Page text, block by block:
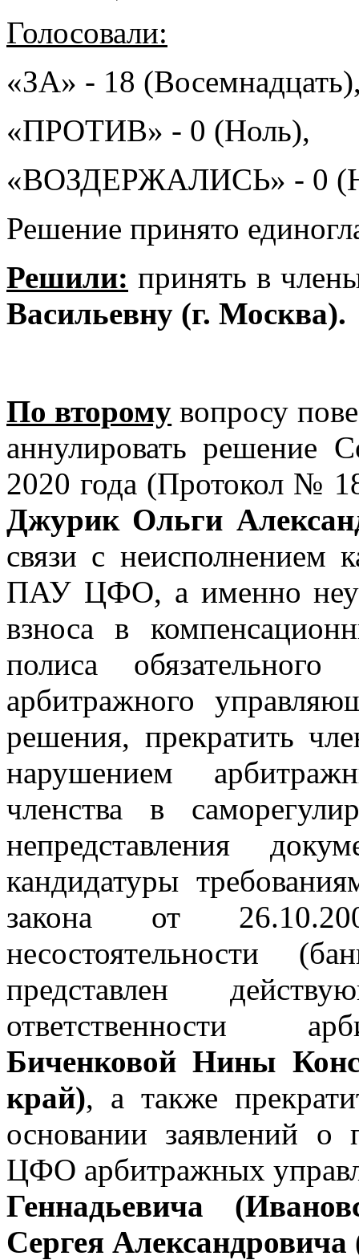
Голосовали:
«ЗА» - 18
«ПРОТИВ» - 0 (Ноль),
«ВОЗДЕРЖАЛИСЬ» - 0
Решение принято
Решили: принять в
Васильевну (г. Москва).
По второму вопросу
аннулировать
2020 года (Протокол №
Джурик Ольги
связи с неисполнением
ПАУ ЦФО, а именно
взноса в
полиса обязательного
арбитражного
решения, прекратить
нарушением
членства в
непредставления
кандидатуры
закона от
несостоятельности
представлен
ответственности
Биченковой Нины
край), а также
основании заявлений
ЦФО арбитражных
Геннадьевича
Сергея Александровича